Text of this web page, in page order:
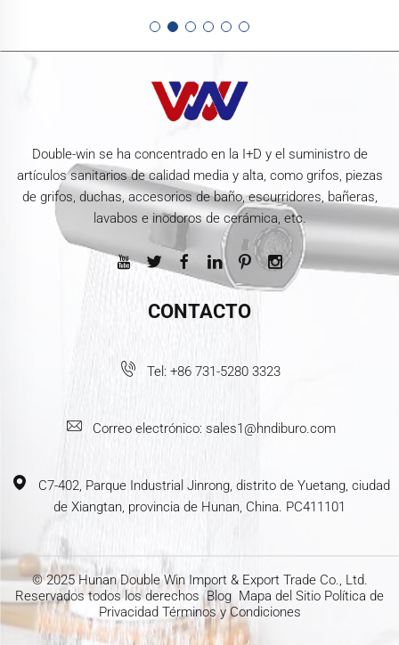
Double-win se ha concentrado en la I+D y el suministro de
artículos sanitarios de calidad media y alta, como grifos, piezas
de grifos, duchas, accesorios de baño, escurridores, bañeras,
lavabos e inodoros de cerámica, etc.
CONTACTO
Tel: +86 731-5280 3323
Correo electrónico: sales1@hndiburo.com
C7-402, Parque Industrial Jinrong, distrito de Yuetang, ciudad
de Xiangtan, provincia de Hunan, China. PC411101
© 2025 Hunan Double Win Import & Export Trade Co., Ltd.
Reservados todos los derechosBlog Mapa del Sitio Política de
Privacidad Términos y Condiciones